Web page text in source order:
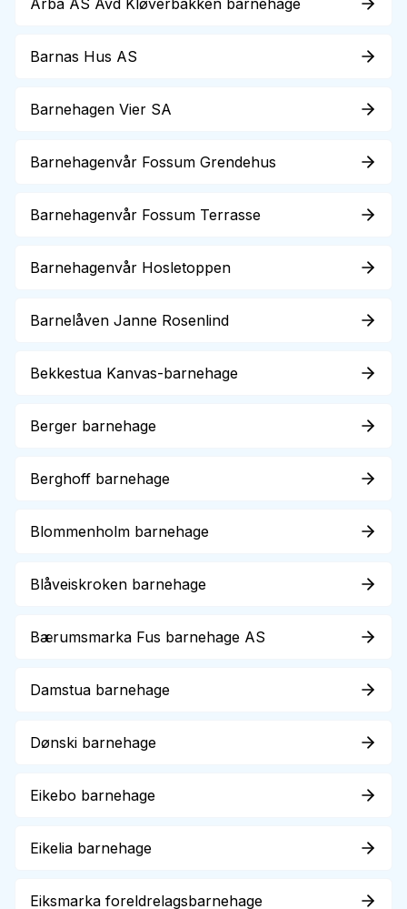
Arba AS Avd Kløverbakken barnehage
Barnas Hus AS
Barnehagen Vier SA
Barnehagenvår Fossum Grendehus
Barnehagenvår Fossum Terrasse
Barnehagenvår Hosletoppen
Barnelåven Janne Rosenlind
Bekkestua Kanvas-barnehage
Berger barnehage
Berghoff barnehage
Blommenholm barnehage
Blåveiskroken barnehage
Bærumsmarka Fus barnehage AS
Damstua barnehage
Dønski barnehage
Eikebo barnehage
Eikelia barnehage
Eiksmarka foreldrelagsbarnehage